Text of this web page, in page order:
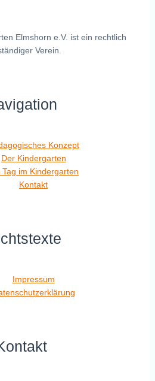
Elmshorn e.V. ist ein rechtlich
Verein.
Konzept
Der Kindergarten
Tag im Kindergarten
Kontakt
Impressum